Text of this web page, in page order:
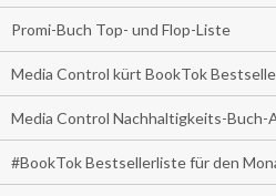
Promi-Buch Top- und Flop-Liste
Media Control kürt BookTok
Media Control Nachhaltigkeits-Buch-
#BookTok Bestsellerliste für den